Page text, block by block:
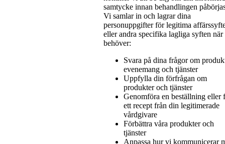
samtycke innan behandlingen
Vi samlar in och lagrar dina
personuppgifter för legitima
eller andra specifika lagliga syften
behöver:
Svara på dina frågor om
evenemang och tjänster
Uppfylla din förfrågan om
produkter och tjänster
Genomföra en beställning eller
ett recept från din legitimerade
vårdgivare
Förbättra våra produkter och
tjänster
Anpassa hur vi kommunicerar